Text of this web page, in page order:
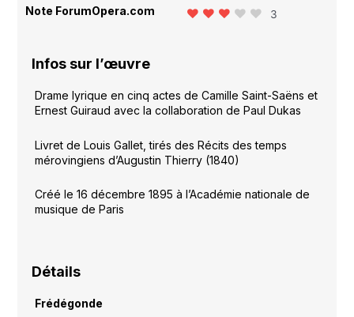
Note ForumOpera.com 3
Infos sur l’œuvre
Drame lyrique en cinq actes de Camille Saint-Saëns et
Ernest Guiraud avec la collaboration de Paul Dukas
Livret de Louis Gallet, tirés des Récits des temps
mérovingiens d’Augustin Thierry (1840)
Créé le 16 décembre 1895 à l’Académie nationale de
musique de Paris
Détails
Frédégonde